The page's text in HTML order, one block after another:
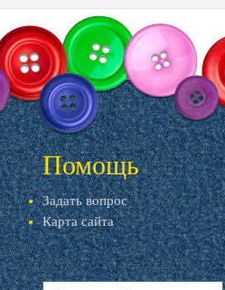
Помощь
Задать вопрос
Карта сайта